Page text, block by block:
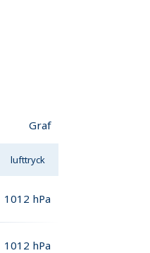
Graf
lufttryck
1012 hPa
1012 hPa